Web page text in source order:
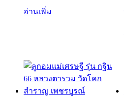
อ่านเพิ่ม